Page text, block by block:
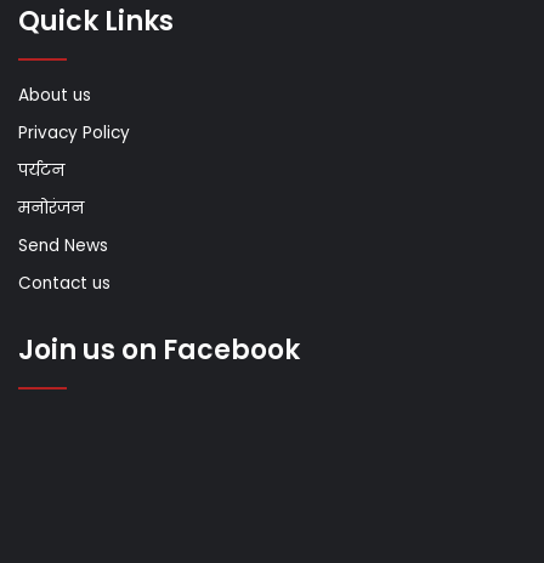
Quick Links
About us
Privacy Policy
पर्यटन
मनोरंजन
Send News
Contact us
Join us on Facebook